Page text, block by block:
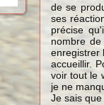
de se
ses
précise
nombre
enregistrer
accueillir.
voir tout le
je ne
Je sais